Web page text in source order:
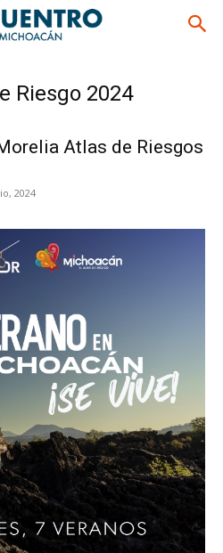
Riesgo 2024
Atlas de Riesgos
2024